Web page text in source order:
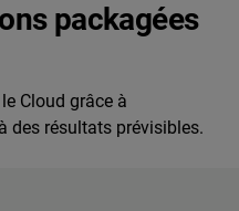
packagées
Cloud grâce à
des résultats prévisibles.